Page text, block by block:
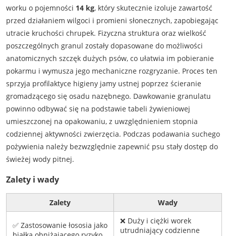
worku o pojemności 14 kg, który skutecznie izoluje zawartość
przed działaniem wilgoci i promieni słonecznych, zapobiegając
utracie kruchości chrupek. Fizyczna struktura oraz wielkość
poszczególnych granul zostały dopasowane do możliwości
anatomicznych szczęk dużych psów, co ułatwia im pobieranie
pokarmu i wymusza jego mechaniczne rozgryzanie. Proces ten
sprzyja profilaktyce higieny jamy ustnej poprzez ścieranie
gromadzącego się osadu nazębnego. Dawkowanie granulatu
powinno odbywać się na podstawie tabeli żywieniowej
umieszczonej na opakowaniu, z uwzględnieniem stopnia
codziennej aktywności zwierzęcia. Podczas podawania suchego
pożywienia należy bezwzględnie zapewnić psu stały dostęp do
świeżej wody pitnej.
Zalety i wady
Zalety Wady
✅ Zastosowanie łososia jako
❌ Duży i ciężki worek
utrudniający codzienne